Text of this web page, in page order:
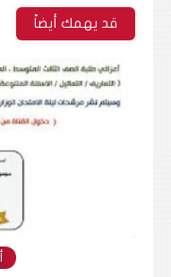
قد يهمك أيضاً